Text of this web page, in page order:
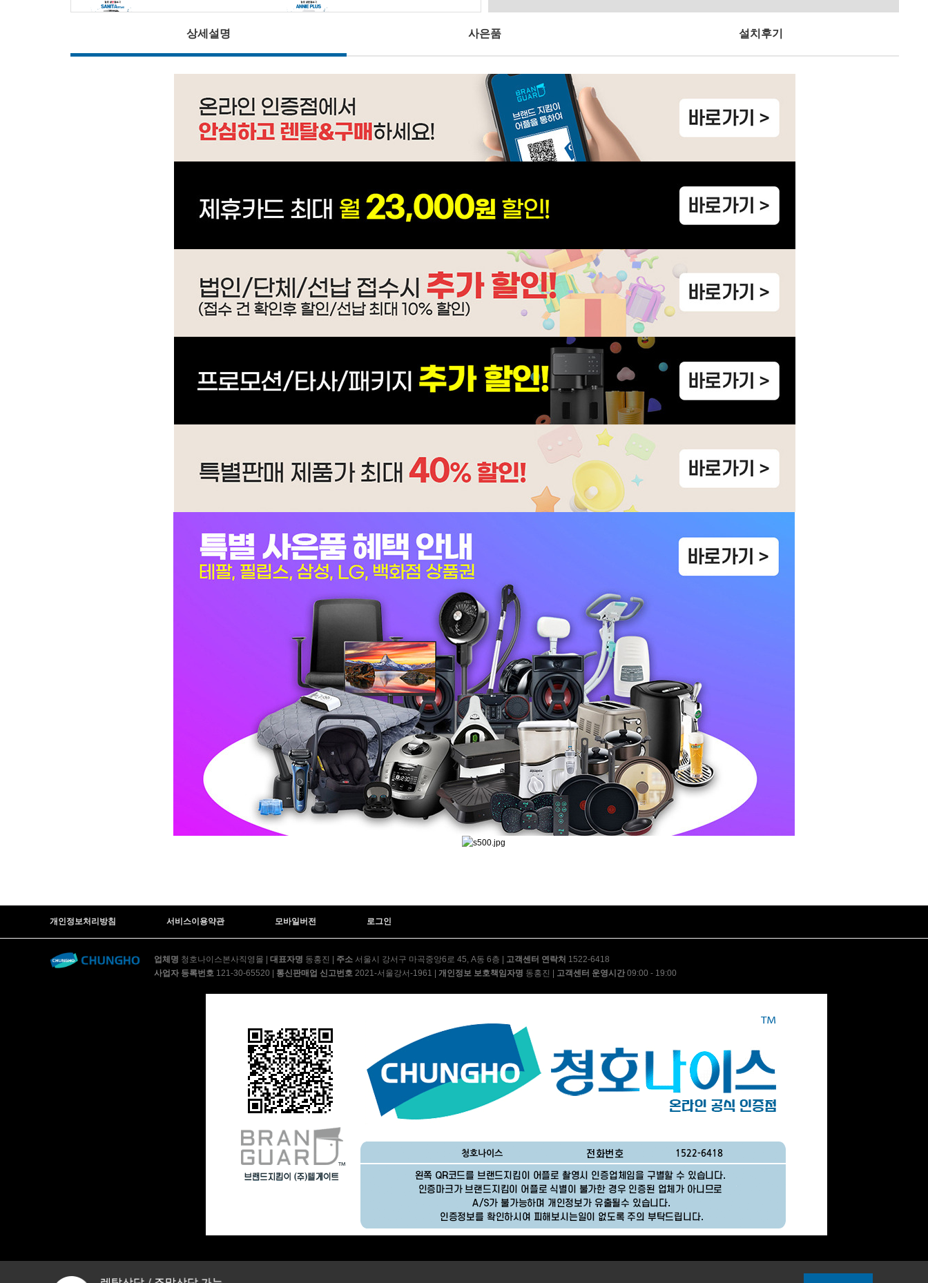
IM-50G604S0 | 59,900 WP-45S90510M | 31,900
WP-4S9P51CM | 33,900 WP-45S90510N | 33,900
WI-60C9600CM | 52,900 WF-80S9600M | 63,900
AP-11U6550 | 28,900 CHA-G500A | 28,900
AP-08U5550-7V1 | 28,900 CHA-310BA | 24,900
CHDH-120JA | 29,900 AH-12H6050 | 27,900
AP-10H4553 | 23,900
AP-35H9150 | 53,900
AV-06H3050 | 31,900
AP-17H8550 | 39,900 AP-17U8550 | 45,900
AP-40H8230 | 41,900 AP-15H51610 | 27,900
BS-65D60 | 23,900
BD-35D50R(일반변좌), BD-
35D40R(소형변좌) | 17,900
BD-35D52 | 15,900
BS-35D50 | 19,900
BD-35D72 | 18,900 SF-70A61W | 30,900
상세설명 사은품 설치후기
개인정보처리방침 서비스이용약관 모바일버전 로그인
업체명 청호나이스본사직영몰 대표자명 동홍진 주소 서울시 강서구 마곡중앙6로 45, A동 6층 고객센터 연락처 1522-6418
사업자 등록번호 121-30-65520 통신판매업 신고번호 2021-서울강서-1961 개인정보 보호책임자명 동홍진 고객센터 운영시간 09:00 - 19:00